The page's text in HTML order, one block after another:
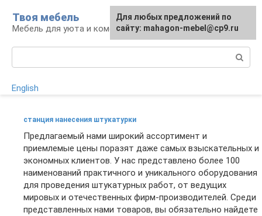
контенту
Твоя мебель
Мебель для уюта и комфорта
English
станция нанесения штукатурки
Предлагаемый нами широкий ассортимент и
приемлемые цены поразят даже самых взыскательных и
экономных клиентов. У нас представлено более 100
наименований практичного и уникального оборудования
для проведения штукатурных работ, от ведущих
мировых и отечественных фирм-производителей. Среди
представленных нами товаров, вы обязательно найдете
Для любых предложений по
сайту: mahagon-mebel@cp9.ru
Для любых предложений по
сайту: mahagon-mebel@cp9.ru